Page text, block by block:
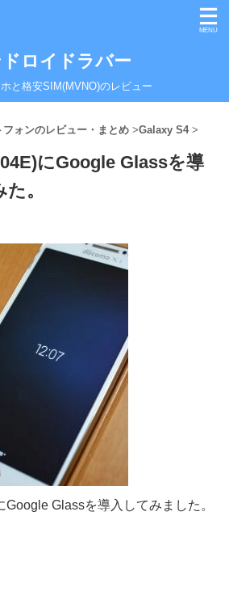
ロイドラバー
と格安SIM(MVNO)のレビュー
ォンのレビュー・まとめ >Galaxy S4 >
にGoogle Glassを導
。
Glassを導入してみました。